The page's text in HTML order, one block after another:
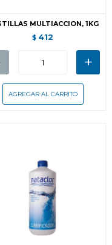
MULTIACCION, 1KG
$ 412
+